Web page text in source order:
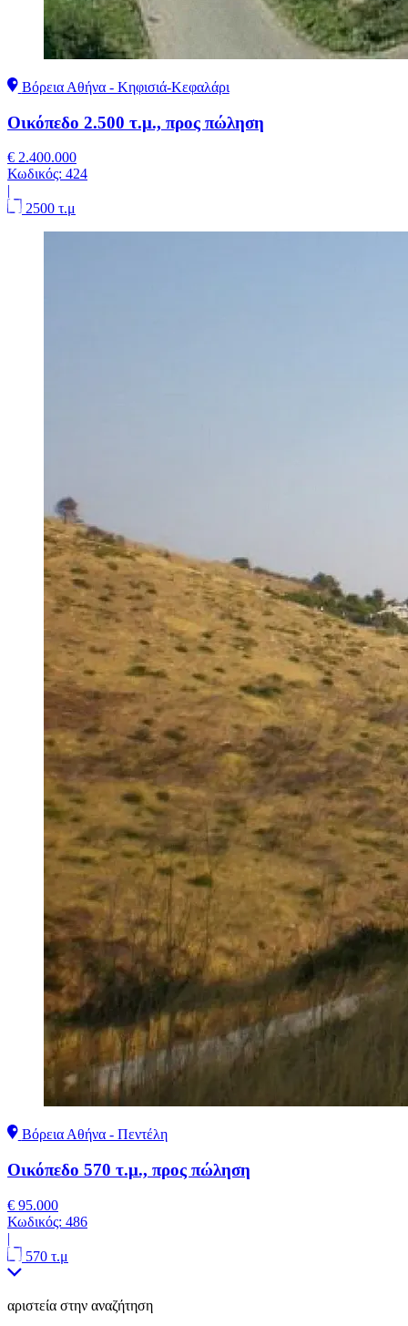
Βόρεια Αθήνα - Κηφισιά-Κεφαλάρι
Οικόπεδο 2.500 τ.μ., προς πώληση
€ 2.400.000
Κωδικός: 424
|
2500 τ.μ
Βόρεια Αθήνα - Πεντέλη
Οικόπεδο 570 τ.μ., προς πώληση
€ 95.000
Κωδικός: 486
|
570 τ.μ
αριστεία στην αναζήτηση